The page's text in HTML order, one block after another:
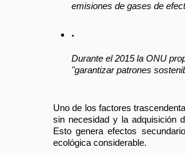
emisiones de gases de
Durante el 2015 la ONU
"garantizar patrones
Uno de los factores
sin necesidad y la adquisición
Esto genera efectos
ecológica considerable.